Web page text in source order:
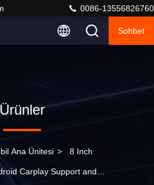
0086-13556826760
Sohbet
Ürünler
Ana Ünitesi > 8 Inch
Carplay Support and